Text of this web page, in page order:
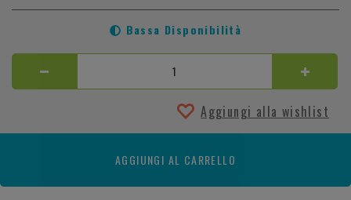
Bassa Disponibilità
Aggiungi alla wishlist
AGGIUNGI AL CARRELLO